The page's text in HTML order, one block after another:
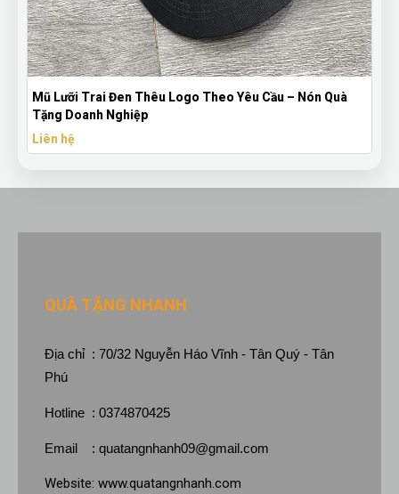
Mũ Lưỡi Trai Đen Thêu Logo Theo Yêu Cầu – Nón Quà
Tặng Doanh Nghiệp
Liên hệ
QUÀ TẶNG NHANH
Địa chỉ : 70/32 Nguyễn Háo Vĩnh - Tân Quý - Tân
Phú
Hotline : 0374870425
Email : quatangnhanh09@gmail.com
Website: www.quatangnhanh.com